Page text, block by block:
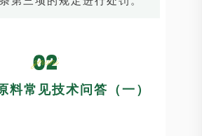
料常见技术问答（一）